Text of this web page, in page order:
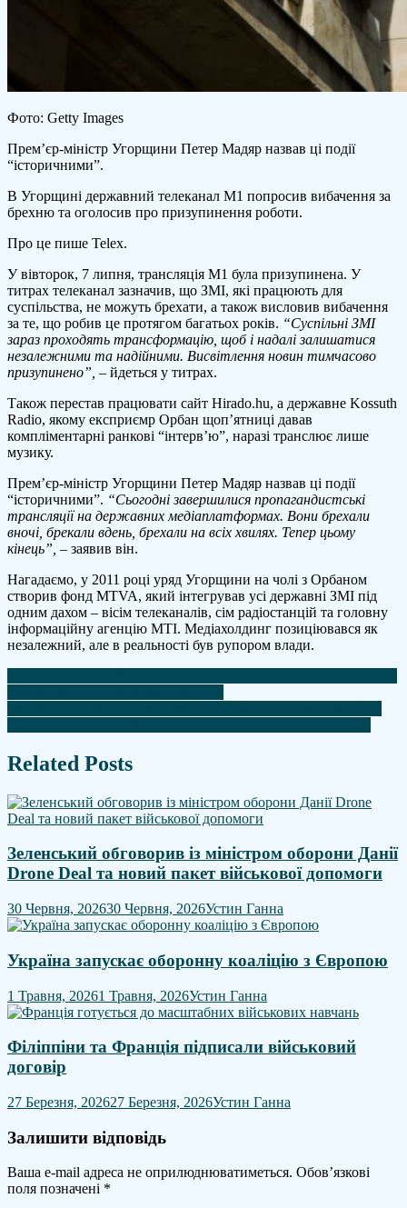
Фото: Getty Images
Прем’єр-міністр Угорщини Петер Мадяр назвав ці події
“історичними”.
В Угорщині державний телеканал M1 попросив вибачення за
брехню та оголосив про призупинення роботи.
Про це пише Telex.
У вівторок, 7 липня, трансляція M1 була призупинена. У
титрах телеканал зазначив, що ЗМІ, які працюють для
суспільства, не можуть брехати, а також висловив вибачення
за те, що робив це протягом багатьох років. “Суспільні ЗМІ
зараз проходять трансформацію, щоб і надалі залишатися
незалежними та надійними. Висвітлення новин тимчасово
призупинено”, – йдеться у титрах.
Також перестав працювати сайт Hirado.hu, а державне Kossuth
Radio, якому експриємр Орбан щоп’ятниці давав
компліментарні ранкові “інтерв’ю”, наразі транслює лише
музику.
Прем’єр-міністр Угорщини Петер Мадяр назвав ці події
“історичними”. “Сьогодні завершилися пропагандистські
трансляції на державних медіаплатформах. Вони брехали
вночі, брекали вдень, брехали на всіх хвилях. Тепер цьому
кінець”, – заявив він.
Нагадаємо, у 2011 році уряд Угорщини на чолі з Орбаном
створив фонд MTVA, який інтегрував усі державні ЗМІ під
одним дахом – вісім телеканалів, сім радіостанцій та головну
інформаційну агенцію MTI. Медіахолдинг позиціювався як
незалежний, але в реальності був рупором влади.
Навігація
записів
Related Posts
Зеленський обговорив із міністром оборони Данії
Drone Deal та новий пакет військової допомоги
30 Червня, 202630 Червня, 2026Устин Ганна
Україна запускає оборонну коаліцію з Європою
1 Травня, 20261 Травня, 2026Устин Ганна
Філіппіни та Франція підписали військовий
договір
27 Березня, 202627 Березня, 2026Устин Ганна
Залишити відповідь
Ваша e-mail адреса не оприлюднюватиметься. Обов’язкові
поля позначені *